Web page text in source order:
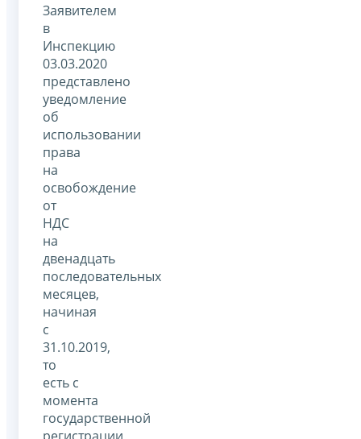
Заявителем
в
Инспекцию
03.03.2020
представлено
уведомление
об
использовании
права
на
освобождение
от
НДС
на
двенадцать
последовательных
месяцев,
начиная
с
31.10.2019,
то
есть с
момента
государственной
регистрации